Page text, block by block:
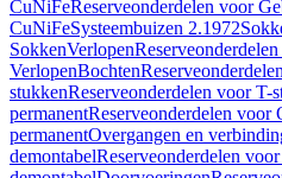
CuNiFeReserveonderdelen voor
CuNiFeSysteembuizen 2.1972
SokkenVerlopen
VerlopenBochten
stukkenReserveonderdelen voor T-
permanentReserveonderdelen voor
permanentOvergangen en
demontabelReserveonderdelen